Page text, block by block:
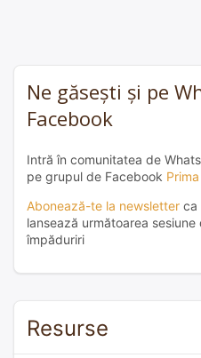
Ne găsești și pe
Facebook
Intră în comunitatea de
pe grupul de Facebook
Abonează-te la newsletter ca
lansează următoarea
împăduriri
Resurse